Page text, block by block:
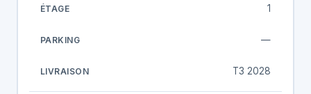
1
—
T3 2028